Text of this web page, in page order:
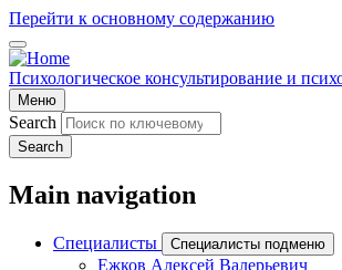
Перейти к основному содержанию
Психологическое консультирование и
Меню
Search
Search
Main navigation
Специалисты Специалисты подменю
Ежков Алексей Валерьевич